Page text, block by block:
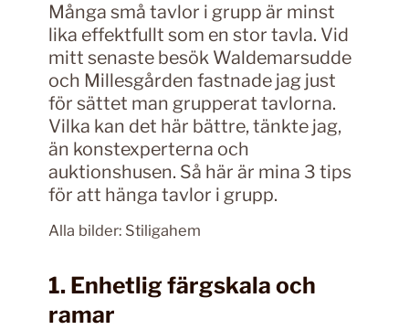
Många små tavlor i grupp är minst
lika effektfullt som en stor tavla. Vid
mitt senaste besök Waldemarsudde
och Millesgården fastnade jag just
för sättet man grupperat tavlorna.
Vilka kan det här bättre, tänkte jag,
än konstexperterna och
auktionshusen. Så här är mina 3 tips
för att hänga tavlor i grupp.
Alla bilder: Stiligahem
1. Enhetlig färgskala och
ramar